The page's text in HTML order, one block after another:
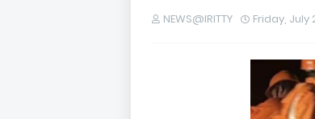
NEWS@IRITTY Friday, July